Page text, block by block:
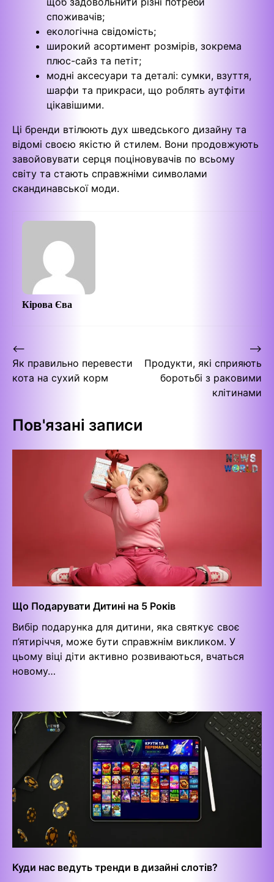
споживачів;
екологічна свідомість;
широкий асортимент розмірів, зокрема
плюс-сайз та петіт;
модні аксесуари та деталі: сумки, взуття,
шарфи та прикраси, що роблять аутфіти
цікавішими.
Ці бренди втілюють дух шведського дизайну та
відомі своєю якістю й стилем. Вони продовжують
завойовувати серця поціновувачів по всьому
світу та стають справжніми символами
скандинавської моди.
Кірова Єва
Навігація
записів
⟵
Як правильно перевести
кота на сухий корм
Продукти, які сприяють
боротьбі з раковими
клітинами
⟶
Пов'язані записи
Що Подарувати Дитині на 5 Років
Вибір подарунка для дитини, яка святкує своє
п’ятиріччя, може бути справжнім викликом. У
цьому віці діти активно розвиваються, вчаться
новому…
Куди нас ведуть тренди в дизайні слотів?